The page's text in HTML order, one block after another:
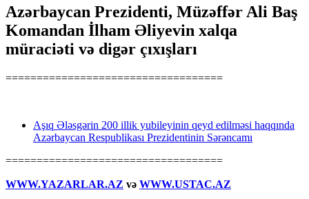
Azərbaycan Prezidenti, Müzəffər Ali Baş
Komandan İlham Əliyevin xalqa
müraciəti və digər çıxışları
===================================
Aşıq Ələsgərin 200 illik yubileyinin qeyd edilməsi haqqında
Azərbaycan Respublikası Prezidentinin Sərəncamı
===================================
WWW.YAZARLAR.AZ və WWW.USTAC.AZ